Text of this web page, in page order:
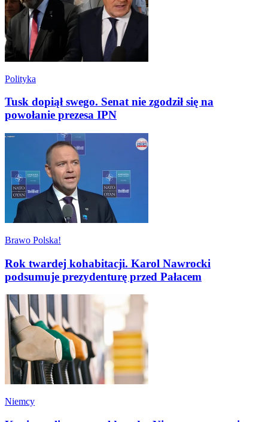
Polityka
Tusk dopiął swego. Senat nie zgodził się na
powołanie prezesa IPN
Brawo Polska!
Rok twardej kohabitacji. Karol Nawrocki
podsumuje prezydenturę przed Pałacem
Niemcy